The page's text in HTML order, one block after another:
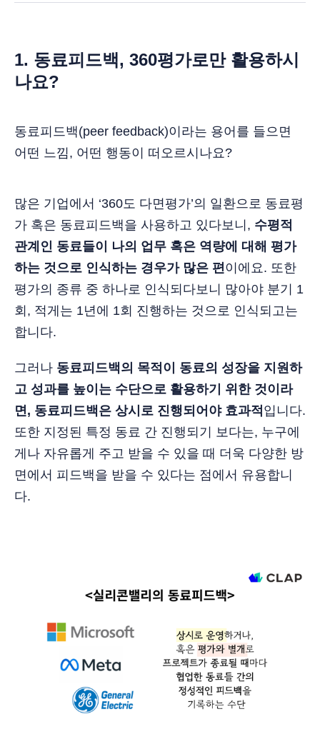
1. 동료피드백, 360평가로만 활용하시
나요?
동료피드백(peer feedback)이라는 용어를 들으면
어떤 느낌, 어떤 행동이 떠오르시나요?
많은 기업에서 ‘360도 다면평가’의 일환으로 동료평
가 혹은 동료피드백을 사용하고 있다보니, 수평적
관계인 동료들이 나의 업무 혹은 역량에 대해 평가
하는 것으로 인식하는 경우가 많은 편이에요. 또한
평가의 종류 중 하나로 인식되다보니 많아야 분기 1
회, 적게는 1년에 1회 진행하는 것으로 인식되고는
합니다.
그러나 동료피드백의 목적이 동료의 성장을 지원하
고 성과를 높이는 수단으로 활용하기 위한 것이라
면, 동료피드백은 상시로 진행되어야 효과적 입니다.
또한 지정된 특정 동료 간 진행되기 보다는, 누구에
게나 자유롭게 주고 받을 수 있을 때 더욱 다양한 방
면에서 피드백을 받을 수 있다는 점에서 유용합니
다.